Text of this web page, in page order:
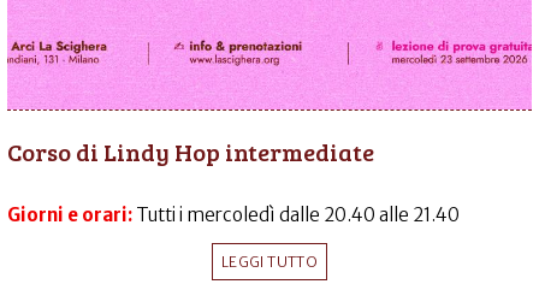
Corso di Lindy Hop intermediate
Giorni e orari: Tutti i mercoledì dalle 20.40 alle 21.40
LEGGI TUTTO